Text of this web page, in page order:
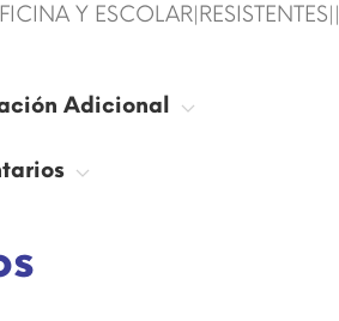
Y ESCOLAR|RESISTENTES||
Adicional